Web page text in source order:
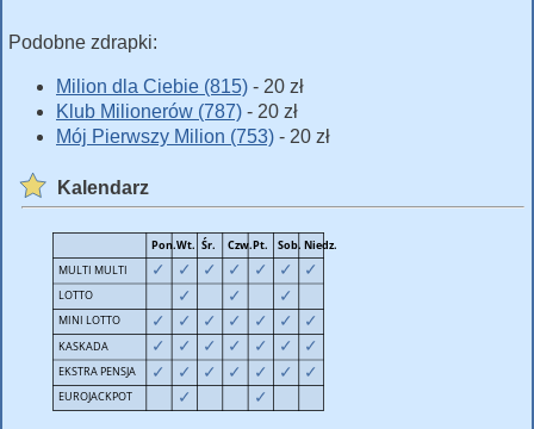
Podobne zdrapki:
Milion dla Ciebie (815) - 20 zł
Klub Milionerów (787) - 20 zł
Mój Pierwszy Milion (753) - 20 zł
Kalendarz